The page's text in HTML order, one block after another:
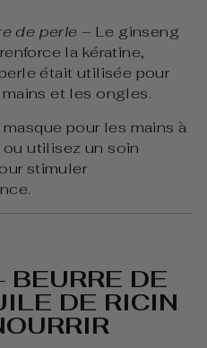
de perle – Le ginseng
la kératine,
était utilisée pour
et les ongles.
pour les mains à
utilisez un soin
stimuler
BEURRE DE
DE RICIN